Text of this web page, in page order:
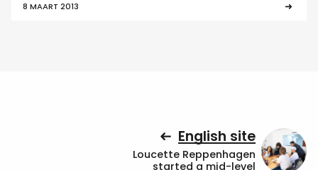
8 MAART 2013
English site
Loucette Reppenhagen
started a mid-level